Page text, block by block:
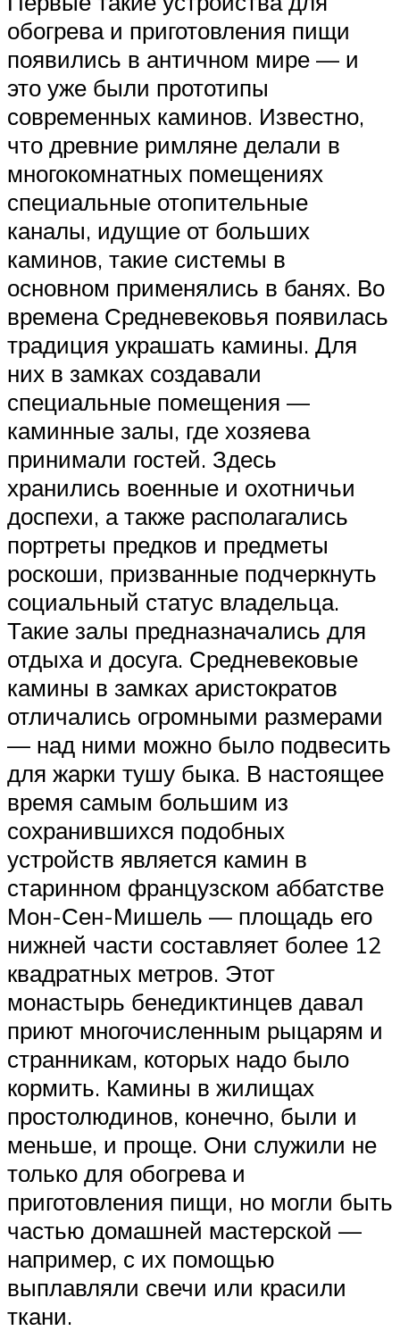
обогрева и приготовления пищи
появились в античном мире — и
это уже были прототипы
современных каминов. Известно,
что древние римляне делали в
многокомнатных помещениях
специальные отопительные
каналы, идущие от больших
каминов, такие системы в
основном применялись в банях. Во
времена Средневековья появилась
традиция украшать камины. Для
них в замках создавали
специальные помещения —
каминные залы, где хозяева
принимали гостей. Здесь
хранились военные и охотничьи
доспехи, а также располагались
портреты предков и предметы
роскоши, призванные подчеркнуть
социальный статус владельца.
Такие залы предназначались для
отдыха и досуга. Средневековые
камины в замках аристократов
отличались огромными размерами
— над ними можно было подвесить
для жарки тушу быка. В настоящее
время самым большим из
сохранившихся подобных
устройств является камин в
старинном французском аббатстве
Мон-Сен-Мишель — площадь его
нижней части составляет более 12
квадратных метров. Этот
монастырь бенедиктинцев давал
приют многочисленным рыцарям и
странникам, которых надо было
кормить. Камины в жилищах
простолюдинов, конечно, были и
меньше, и проще. Они служили не
только для обогрева и
приготовления пищи, но могли быть
частью домашней мастерской —
например, с их помощью
выплавляли свечи или красили
ткани.